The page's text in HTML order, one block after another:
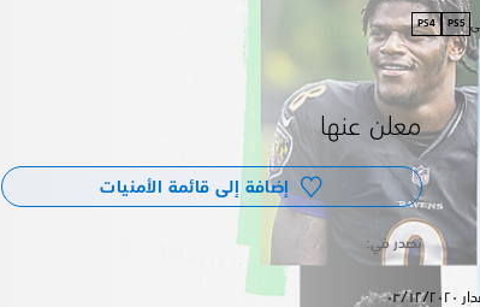
PS5
PS4
معلن عنها
إضافة إلى قائمة الأمنيات
‏تصدر في: ‏
٢٠٢٠